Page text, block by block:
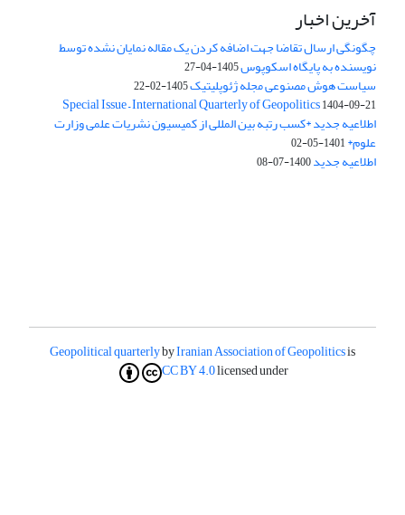
آخرین اخبار
چگونگی ارسال تقاضا جهت اضافه کردن یک مقاله نمایان نشده توسط
نویسنده به پایگاه اسکوپوس1405-04-27
سیاست هوش مصنوعی مجله ژئوپلیتیک1405-02-22
Special Issue – International Quarterly of Geopolitics1404-09-21
اطلاعیه جدید *کسب رتبه بین المللی از کمیسیون نشریات علمی وزارت
علوم*1401-05-02
اطلاعیه جدید1400-07-08
Geopolitical quarterlybyIranian Association of Geopoliticsis
licensed under
CC BY 4.0